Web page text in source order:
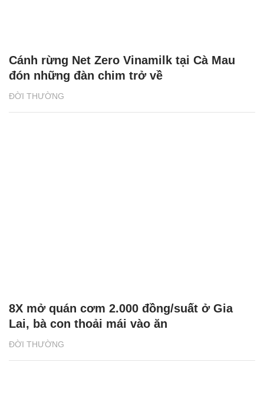
ĐỜI THƯỜNG
Cánh rừng Net Zero Vinamilk tại Cà Mau
đón những đàn chim trở về
ĐỜI THƯỜNG
8X mở quán cơm 2.000 đồng/suất ở Gia
Lai, bà con thoải mái vào ăn